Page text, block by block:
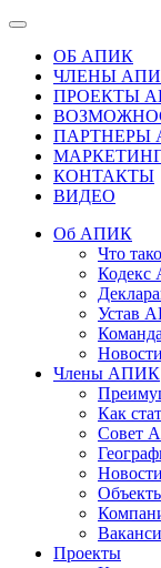
ОБ АПИК
ЧЛЕНЫ
ПРОЕКТЫ
ПАРТНЕРЫ
КОНТАКТЫ
ВИДЕО
Об АПИК
Что
Устав
Члены АПИК
Как
Совет
Проекты